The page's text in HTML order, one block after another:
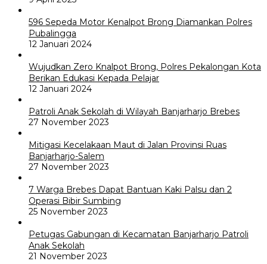
596 Sepeda Motor Kenalpot Brong Diamankan Polres
Pubalingga
12 Januari 2024
Wujudkan Zero Knalpot Brong, Polres Pekalongan Kota
Berikan Edukasi Kepada Pelajar
12 Januari 2024
Patroli Anak Sekolah di Wilayah Banjarharjo Brebes
27 November 2023
Mitigasi Kecelakaan Maut di Jalan Provinsi Ruas
Banjarharjo-Salem
27 November 2023
7 Warga Brebes Dapat Bantuan Kaki Palsu dan 2
Operasi Bibir Sumbing
25 November 2023
Petugas Gabungan di Kecamatan Banjarharjo Patroli
Anak Sekolah
21 November 2023